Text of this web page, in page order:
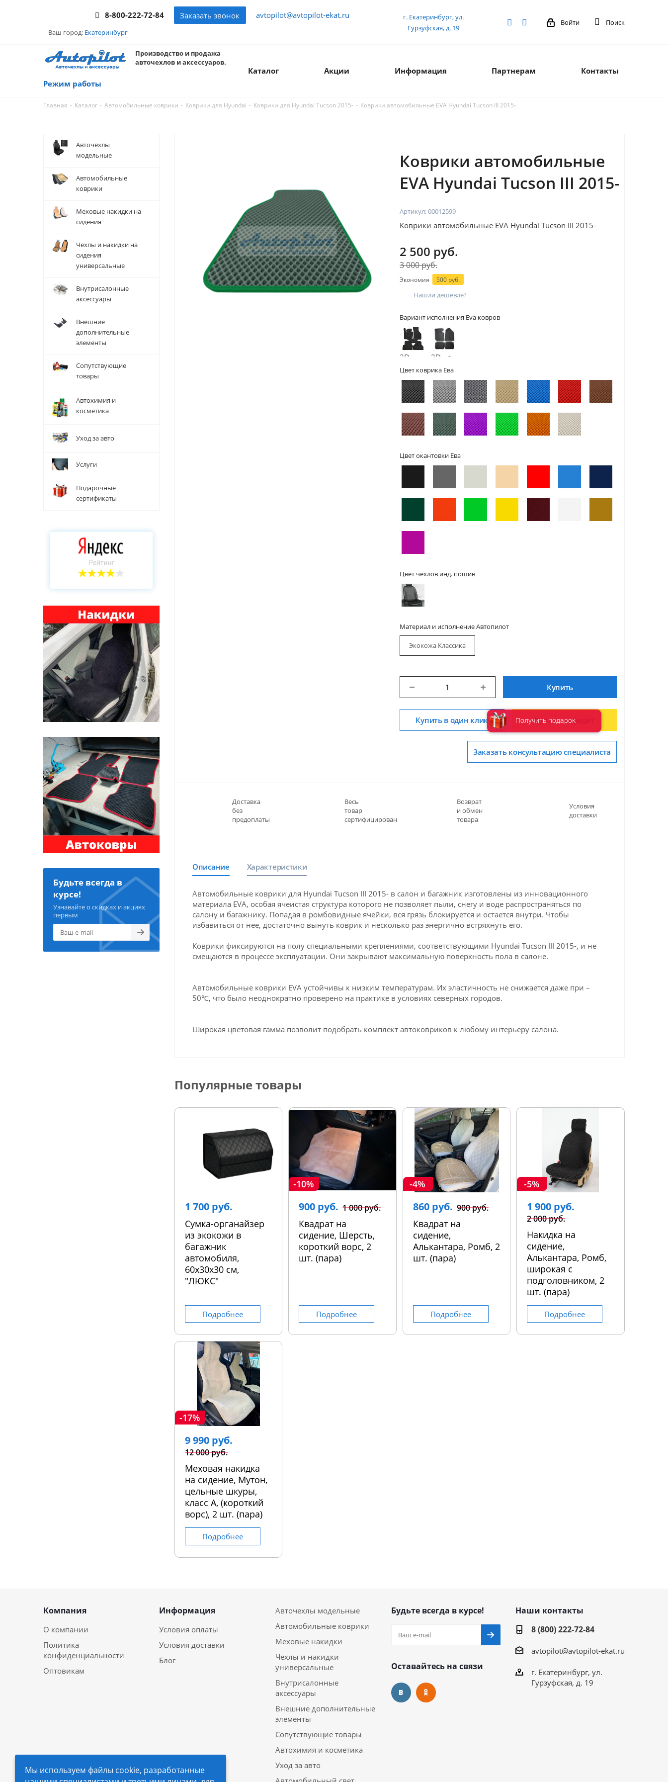
8-800-222-72-84 Заказать звонок avtopilot@avtopilot-ekat.ru
Ваш город: Екатеринбург
г. Екатеринбург, ул.
Гурзуфская, д. 19
Войти Поиск
Производство и продажа
авточехлов и аксессуаров.
Режим работы
Каталог Акции Информация Партнерам Контакты
Главная - Каталог - Автомобильные коврики - Коврики для Hyundai - Коврики для Hyundai Tucson 2015- - Коврики автомобильные EVA Hyundai Tucson III 2015-
Авточехлы
модельные
Автомобильные
коврики
Меховые накидки на
сидения
Чехлы и накидки на
сидения
универсальные
Внутрисалонные
аксессуары
Внешние
дополнительные
элементы
Сопутствующие
товары
Автохимия и
косметика
Уход за авто
Услуги
Подарочные
сертификаты
Будьте всегда в
курсе!
Узнавайте о скидках и акциях
первым
Коврики автомобильные
EVA Hyundai Tucson III 2015-
Артикул:00012599
Коврики автомобильные EVA Hyundai Tucson III 2015-
2 500 руб.
3 000 руб.
Экономия 500 руб.
Нашли дешевле?
Вариант исполнения Eva ковров
2D -
без
бортов
3D - с
бортами
Цвет коврика Ева
Цвет окантовки Ева
Цвет чехлов инд. пошив
Материал и исполнение Автопилот
Экокожа Классика
Купить
Купить в один клик Купить в кредит
Заказать консультацию специалиста
Доставка
без
предоплаты
Весь
товар
сертифицирован
Возврат
и обмен
товара
Условия
доставки
Описание Характеристики
Автомобильные коврики для Hyundai Tucson III 2015- в салон и багажник изготовлены из инновационного
материала EVA, особая ячеистая структура которого не позволяет пыли, снегу и воде распространяться по
салону и багажнику. Попадая в ромбовидные ячейки, вся грязь блокируется и остается внутри. Чтобы
избавиться от нее, достаточно вынуть коврик и несколько раз энергично встряхнуть его.
Коврики фиксируются на полу специальными креплениями, соответствующими Hyundai Tucson III 2015-, и не
смещаются в процессе эксплуатации. Они закрывают максимальную поверхность пола в салоне.
Автомобильные коврики EVA устойчивы к низким температурам. Их эластичность не снижается даже при –
50℃, что было неоднократно проверено на практике в условиях северных городов.
Широкая цветовая гамма позволит подобрать комплект автоковриков к любому интерьеру салона.
Популярные товары
1 700 руб.
Сумка-органайзер
из экокожи в
багажник
автомобиля,
60х30х30 см,
"ЛЮКС"
Подробнее
-10%
900 руб. 1 000 руб.
Квадрат на
сидение, Шерсть,
короткий ворс, 2
шт. (пара)
Подробнее
-4%
860 руб. 900 руб.
Квадрат на
сидение,
Алькантара, Ромб, 2
шт. (пара)
Подробнее
-5%
1 900 руб.
2 000 руб.
Накидка на
сидение,
Алькантара, Ромб,
широкая с
подголовником, 2
шт. (пара)
Подробнее
-17%
9 990 руб.
12 000 руб.
Меховая накидка
на сидение, Мутон,
цельные шкуры,
класс А, (короткий
ворс), 2 шт. (пара)
Подробнее
Компания
О компании
Политика
конфиденциальности
Оптовикам
Информация
Условия оплаты
Условия доставки
Блог
Авточехлы модельные
Автомобильные коврики
Меховые накидки
Чехлы и накидки
универсальные
Внутрисалонные
аксессуары
Внешние дополнительные
элементы
Сопутствующие товары
Автохимия и косметика
Уход за авто
Будьте всегда в курсе!
Оставайтесь на связи
Наши контакты
8 (800) 222-72-84
avtopilot@avtopilot-ekat.ru
г. Екатеринбург, ул.
Гурзуфская, д. 19
Мы используем файлы cookie, разработанные
Получить подарок